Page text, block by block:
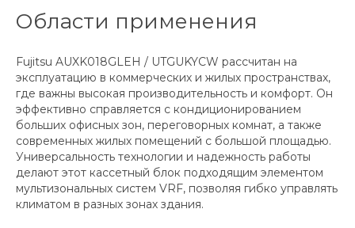
Области применения
Fujitsu AUXK018GLEH / UTGUKYCW рассчитан на
эксплуатацию в коммерческих и жилых пространствах,
где важны высокая производительность и комфорт. Он
эффективно справляется с кондиционированием
больших офисных зон, переговорных комнат, а также
современных жилых помещений с большой площадью.
Универсальность технологии и надежность работы
делают этот кассетный блок подходящим элементом
мультизональных систем VRF, позволяя гибко управлять
климатом в разных зонах здания.